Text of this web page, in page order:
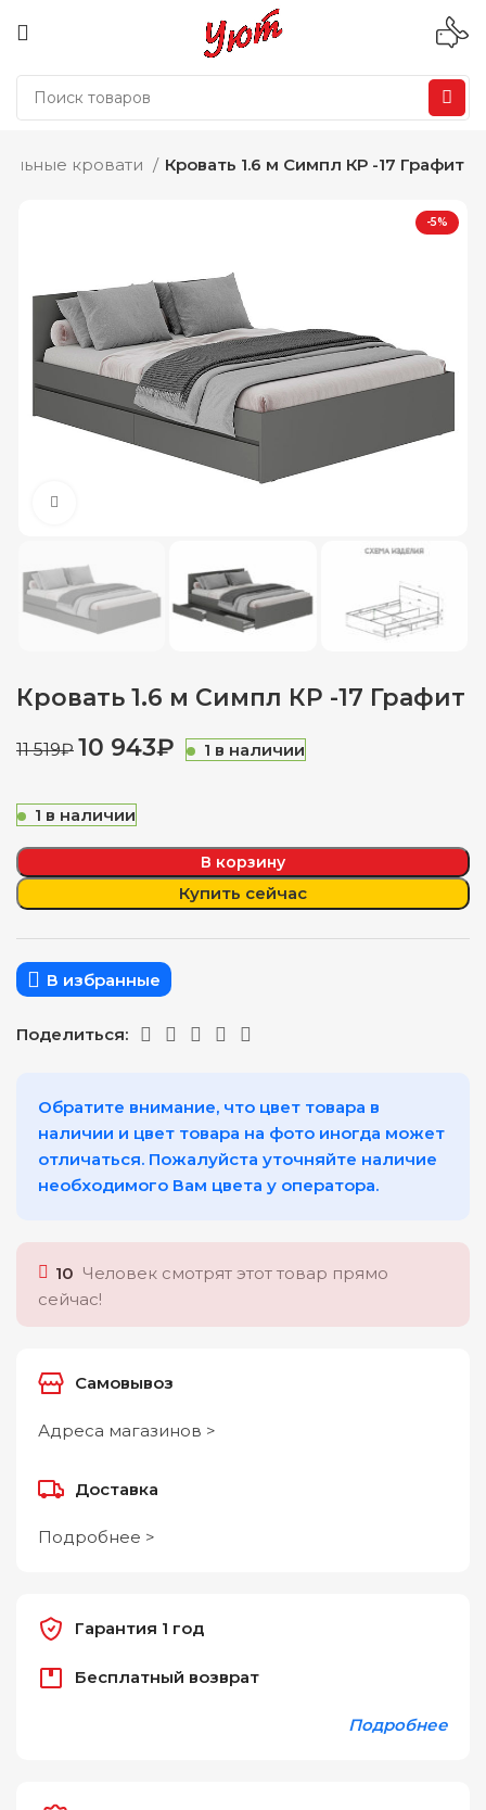
кровати Кровать 1.6 м Симпл КР -17 Графит
-5%
Кровать 1.6 м Симпл КР -17 Графит
11 519₽ 10 943₽ 1 в наличии
1 в наличии
В корзину
Купить сейчас
В избранные
Поделиться:
Обратите внимание, что цвет товара в
наличии и цвет товара на фото иногда может
отличаться. Пожалуйста уточняйте наличие
необходимого Вам цвета у оператора.
10 Человек смотрят этот товар прямо
сейчас!
Самовывоз
Адреса магазинов >
Доставка
Подробнее >
Гарантия 1 год
Бесплатный возврат
Подробнее